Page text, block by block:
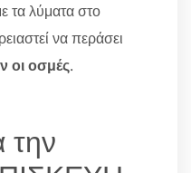
τα λύματα στο
να περάσει
οι οσμές.
την